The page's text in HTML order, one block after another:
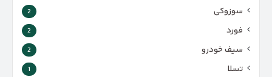
سوزوکی 2
فورد 2
سیف خودرو 2
تسلا 1